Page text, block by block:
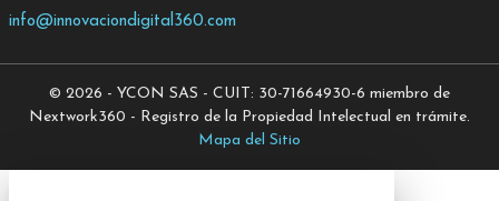
info@innovaciondigital360.com
© 2026 - YCON SAS - CUIT: 30-71664930-6 miembro de
Nextwork360 - Registro de la Propiedad Intelectual en trámite.
Mapa del Sitio